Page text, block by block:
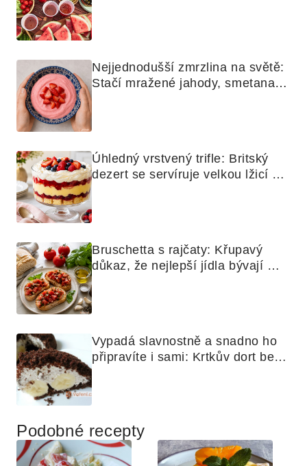
Nejjednodušší zmrzlina na světě:
Stačí mražené jahody, smetana a
Úhledný vrstvený trifle: Britský
dezert se servíruje velkou lžicí
Bruschetta s rajčaty: Křupavý
důkaz, že nejlepší jídla bývají
Vypadá slavnostně a snadno ho
připravíte i sami: Krtkův dort bez
Podobné recepty